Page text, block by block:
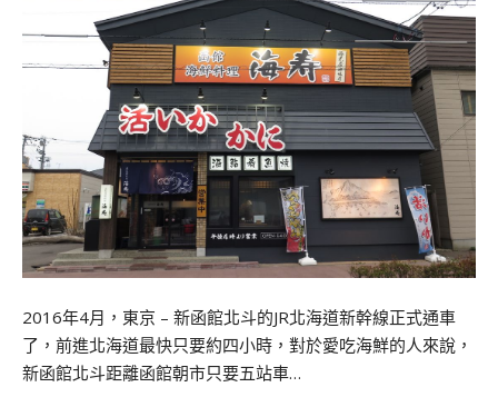
2016年4月，東京 – 新函館北斗的JR北海道新幹線正式通車
了，前進北海道最快只要約四小時，對於愛吃海鮮的人來說，
新函館北斗距離函館朝市只要五站車…